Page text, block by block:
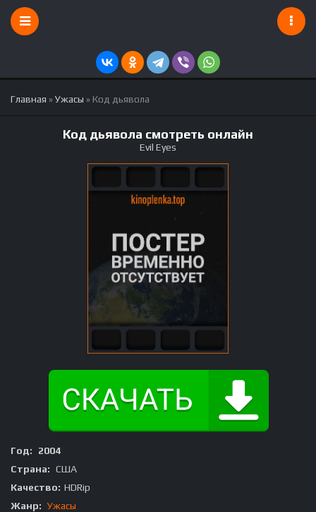
Главная »Ужасы » Код дьявола
Код дьявола смотреть онлайн
Evil Eyes
Год:
2004
Страна: США
Качество: HDRip
Жанр: Ужасы